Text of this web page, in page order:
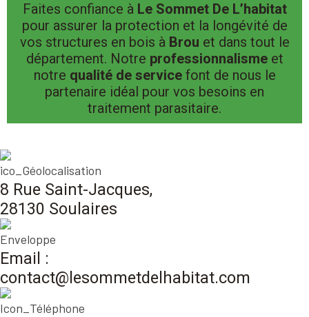
Faites confiance à Le Sommet De L’habitat
pour assurer la protection et la longévité de
vos structures en bois à Brou et dans tout le
département. Notre professionnalismeet
notre qualité de servicefont de nous le
partenaire idéal pour vos besoins en
traitement parasitaire.
8 Rue Saint-Jacques,
28130 Soulaires
Email :
contact@lesommetdelhabitat.com